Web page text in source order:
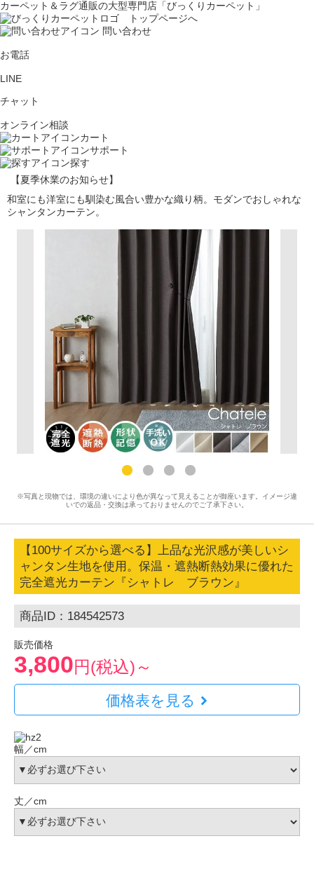
カーペット＆ラグ通販の大型専門店「びっくりカーペット」
問い合わせ
お電話
LINE
チャット
オンライン相談
カート
サポート
探す
【夏季休業のお知らせ】
和室にも洋室にも馴染む風合い豊かな織り柄。モダンでおしゃれな
シャンタンカーテン。
※写真と現物では、環境の違いにより色が異なって見えることが御座います。イメージ違
いでの返品・交換は承っておりませんのでご了承下さい。
【100サイズから選べる】上品な光沢感が美しいシ
ャンタン生地を使用。保温・遮熱断熱効果に優れた
完全遮光カーテン『シャトレ ブラウン』
商品ID：184542573
販売価格
3,800円(税込)～
価格表を見る
幅／cm
丈／cm